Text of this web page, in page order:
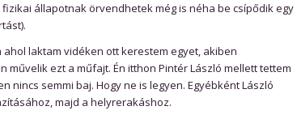
állapotnak örvendhetek még is néha be csípődik egy
laktam vidéken ott kerestem egyet, akiben
ezt a műfajt. Én itthon Pintér László mellett tettem
semmi baj. Hogy ne is legyen. Egyébként László
majd a helyrerakáshoz.